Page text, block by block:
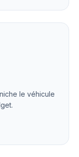
le véhicule